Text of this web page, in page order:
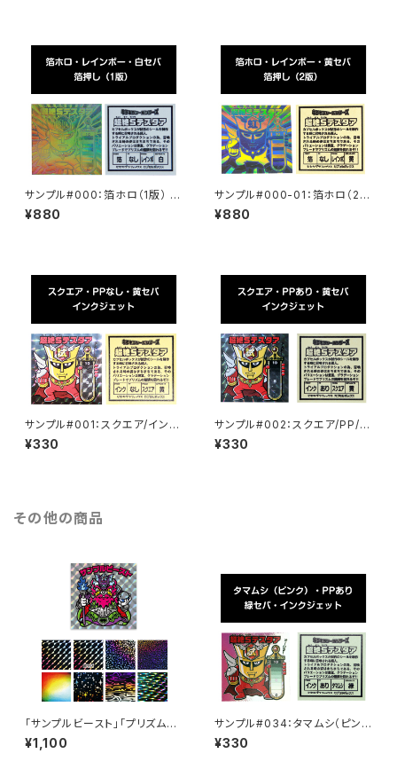
サンプル#000：箔ホロ（1版） /
白セパ
¥880
サンプル#000-01：箔ホロ（2
版） / 黄セパ
¥880
サンプル#001：スクエア/インク
ジェット/黄セパ
¥330
サンプル#002：スクエア/PP/イ
ンクジェット/黄セパ
¥330
その他の商品
「サンプルビースト」「プリズム無
地サンプル」10枚セット
¥1,100
サンプル#034：タマムシ（ピン
ク）/PP/インクジェット/緑セパ
¥330